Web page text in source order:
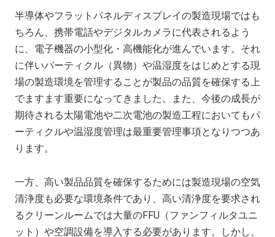
半導体やフラットパネルディスプレイの製造現場ではも
ちろん、携帯電話やデジタルカメラに代表されるよう
に、電子機器の小型化・高機能化が進んでいます。それ
に伴いパーティクル（異物）や温湿度をはじめとする現
場の製造環境を管理することが製品の品質を確保する上
でますます重要になってきました。また、今後の成長が
期待される太陽電池や二次電池の製造工程においてもパ
ーティクルや温湿度管理は最重要管理事項となりつつあ
ります。
一方、高い製品品質を確保するためには製造現場の空気
清浄度も必要な環境条件であり、高い清浄度を要求され
るクリーンルームでは大量のFFU（ファンフィルタユニ
ット）や空調設備を導入する必要があります。しかし、